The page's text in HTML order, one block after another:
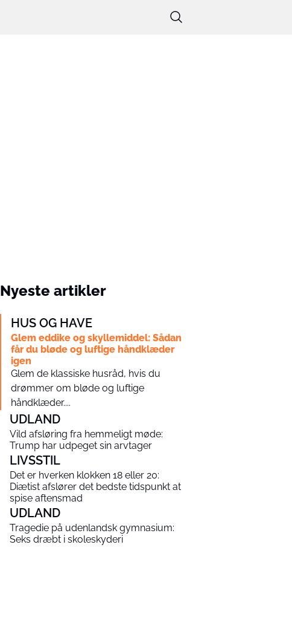
Nyeste artikler
HUS OG HAVE
Glem eddike og skyllemiddel: Sådan
får du bløde og luftige håndklæder
igen
Glem de klassiske husråd, hvis du
drømmer om bløde og luftige
håndklæder....
UDLAND
Vild afsløring fra hemmeligt møde:
Trump har udpeget sin arvtager
LIVSSTIL
Det er hverken klokken 18 eller 20:
Diætist afslører det bedste tidspunkt at
spise aftensmad
UDLAND
Tragedie på udenlandsk gymnasium:
Seks dræbt i skoleskyderi